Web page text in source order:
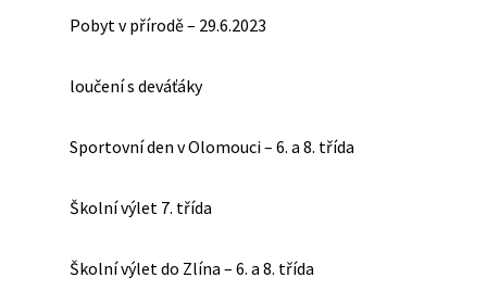
Pobyt v přírodě – 29.6.2023
loučení s deváťáky
Sportovní den v Olomouci – 6. a 8. třída
Školní výlet 7. třída
Školní výlet do Zlína – 6. a 8. třída